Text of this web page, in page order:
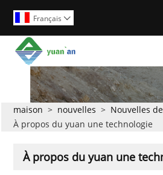
Français 
maison > nouvelles > Nouvelles
À propos du yuan une technologie
À propos du yuan une